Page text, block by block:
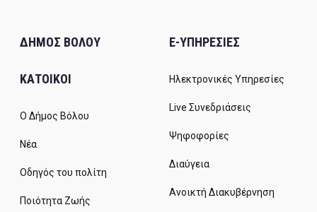
ΔΗΜΟΣ ΒΟΛΟΥ
ΚΑΤΟΙΚΟΙ
Ο Δήμος Βόλου
Νέα
Οδηγός του πολίτη
Ποιότητα Ζωής
E-ΥΠΗΡΕΣΙΕΣ
Ηλεκτρονικές Υπηρεσίες
Live Συνεδριάσεις
Ψηφοφορίες
Διαύγεια
Ανοικτή Διακυβέρνηση